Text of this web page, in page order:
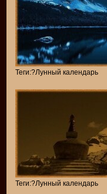
Теги:?Лунный календарь
Теги:?Лунный календарь